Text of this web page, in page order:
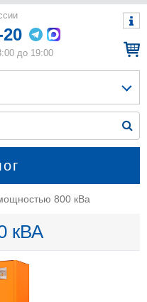
до 19:00
800 кВа
кВА